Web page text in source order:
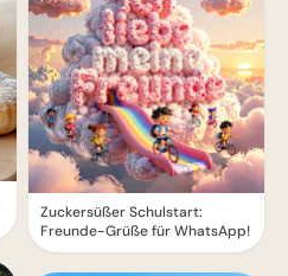
Zuckersüßer Schulstart:
Freunde-Grüße für WhatsApp!